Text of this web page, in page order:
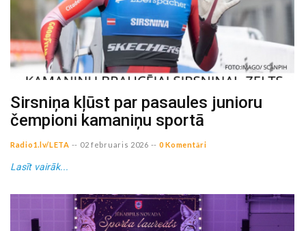
Sirsniņa kļūst par pasaules junioru
čempioni kamaniņu sportā
Radio1.lv/LETA -- 02 februaris 2026 -- 0 Komentāri
Lasīt vairāk...